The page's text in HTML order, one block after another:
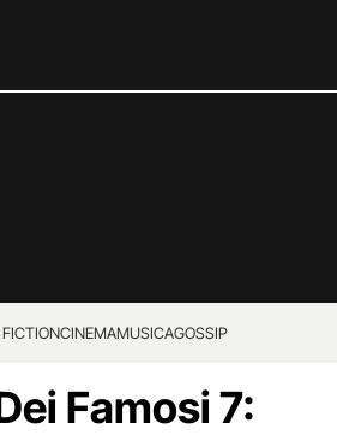
FICTIONCINEMAMUSICAGOSSIP
Famosi 7: